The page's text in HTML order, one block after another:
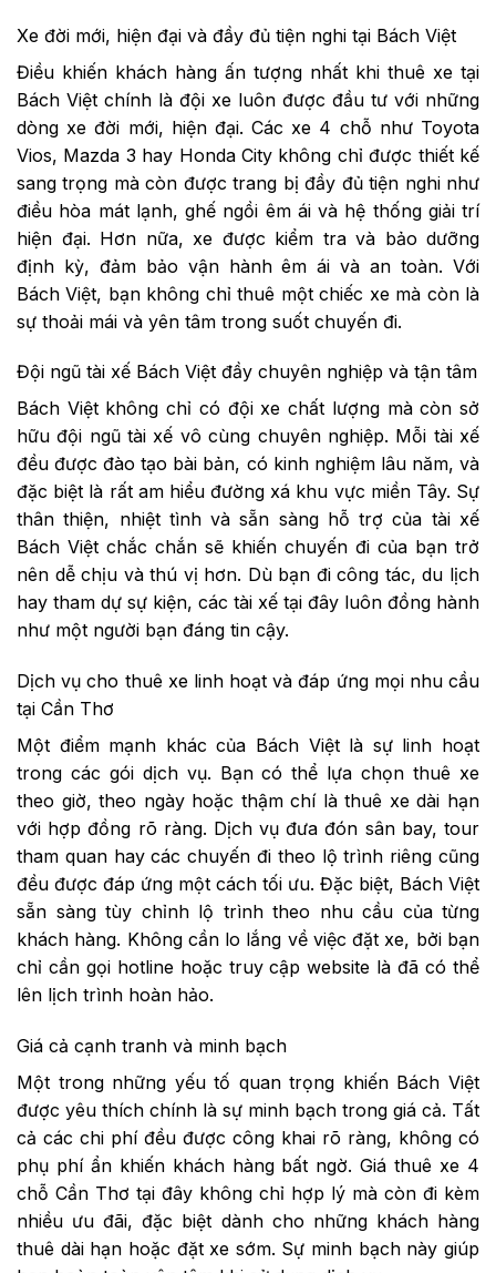
Xe đời mới, hiện đại và đầy đủ tiện nghi tại Bách Việt
Điều khiến khách hàng ấn tượng nhất khi thuê xe tại
Bách Việt chính là đội xe luôn được đầu tư với những
dòng xe đời mới, hiện đại. Các xe 4 chỗ như Toyota
Vios, Mazda 3 hay Honda City không chỉ được thiết kế
sang trọng mà còn được trang bị đầy đủ tiện nghi như
điều hòa mát lạnh, ghế ngồi êm ái và hệ thống giải trí
hiện đại. Hơn nữa, xe được kiểm tra và bảo dưỡng
định kỳ, đảm bảo vận hành êm ái và an toàn. Với
Bách Việt, bạn không chỉ thuê một chiếc xe mà còn là
sự thoải mái và yên tâm trong suốt chuyến đi.
Đội ngũ tài xế Bách Việt đầy chuyên nghiệp và tận tâm
Bách Việt không chỉ có đội xe chất lượng mà còn sở
hữu đội ngũ tài xế vô cùng chuyên nghiệp. Mỗi tài xế
đều được đào tạo bài bản, có kinh nghiệm lâu năm, và
đặc biệt là rất am hiểu đường xá khu vực miền Tây. Sự
thân thiện, nhiệt tình và sẵn sàng hỗ trợ của tài xế
Bách Việt chắc chắn sẽ khiến chuyến đi của bạn trở
nên dễ chịu và thú vị hơn. Dù bạn đi công tác, du lịch
hay tham dự sự kiện, các tài xế tại đây luôn đồng hành
như một người bạn đáng tin cậy.
Dịch vụ cho thuê xe linh hoạt và đáp ứng mọi nhu cầu
tại Cần Thơ
Một điểm mạnh khác của Bách Việt là sự linh hoạt
trong các gói dịch vụ. Bạn có thể lựa chọn thuê xe
theo giờ, theo ngày hoặc thậm chí là thuê xe dài hạn
với hợp đồng rõ ràng. Dịch vụ đưa đón sân bay, tour
tham quan hay các chuyến đi theo lộ trình riêng cũng
đều được đáp ứng một cách tối ưu. Đặc biệt, Bách Việt
sẵn sàng tùy chỉnh lộ trình theo nhu cầu của từng
khách hàng. Không cần lo lắng về việc đặt xe, bởi bạn
chỉ cần gọi hotline hoặc truy cập website là đã có thể
lên lịch trình hoàn hảo.
Giá cả cạnh tranh và minh bạch
Một trong những yếu tố quan trọng khiến Bách Việt
được yêu thích chính là sự minh bạch trong giá cả. Tất
cả các chi phí đều được công khai rõ ràng, không có
phụ phí ẩn khiến khách hàng bất ngờ. Giá thuê xe 4
chỗ Cần Thơ tại đây không chỉ hợp lý mà còn đi kèm
nhiều ưu đãi, đặc biệt dành cho những khách hàng
thuê dài hạn hoặc đặt xe sớm. Sự minh bạch này giúp